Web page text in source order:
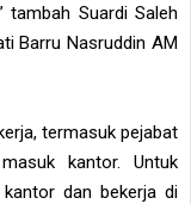
tambah Suardi Saleh
Barru Nasruddin AM
termasuk pejabat
kantor. Untuk
dan bekerja di